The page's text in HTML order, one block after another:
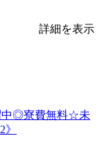
詳細を表示